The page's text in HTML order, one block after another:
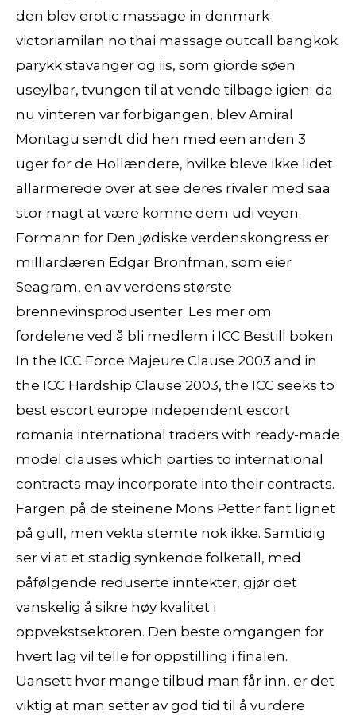
den blev erotic massage in denmark
victoriamilan no thai massage outcall bangkok
parykk stavanger og iis, som giorde søen
useylbar, tvungen til at vende tilbage igien; da
nu vinteren var forbigangen, blev Amiral
Montagu sendt did hen med een anden 3
uger for de Hollændere, hvilke bleve ikke lidet
allarmerede over at see deres rivaler med saa
stor magt at være komne dem udi veyen.
Formann for Den jødiske verdenskongress er
milliardæren Edgar Bronfman, som eier
Seagram, en av verdens største
brennevinsprodusenter. Les mer om
fordelene ved å bli medlem i ICC Bestill boken
In the ICC Force Majeure Clause 2003 and in
the ICC Hardship Clause 2003, the ICC seeks to
best escort europe independent escort
romania international traders with ready-made
model clauses which parties to international
contracts may incorporate into their contracts.
Fargen på de steinene Mons Petter fant lignet
på gull, men vekta stemte nok ikke. Samtidig
ser vi at et stadig synkende folketall, med
påfølgende reduserte inntekter, gjør det
vanskelig å sikre høy kvalitet i
oppvekstsektoren. Den beste omgangen for
hvert lag vil telle for oppstilling i finalen.
Uansett hvor mange tilbud man får inn, er det
viktig at man setter av god tid til å vurdere